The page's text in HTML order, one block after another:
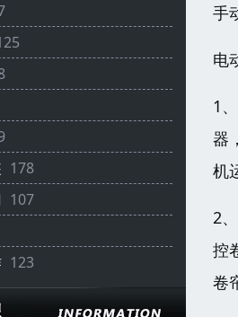
178
107
123
手
电
1
器
机
2
控
卷